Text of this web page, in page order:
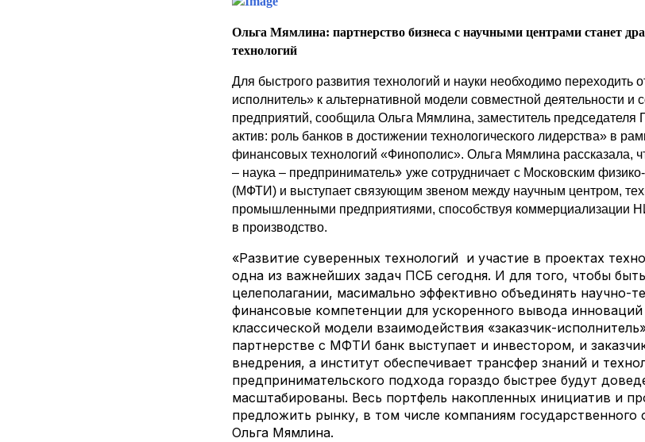
Ольга Мямлина: партнерство бизнеса с научными центрами станет
технологий
Для быстрого развития технологий и науки необходимо переходить
исполнитель» к альтернативной модели совместной деятельности и
предприятий, сообщила Ольга Мямлина, заместитель председателя
актив: роль банков в достижении технологического лидерства» в
финансовых технологий «Финополис». Ольга Мямлина рассказала,
– наука – предприниматель» уже сотрудничает с Московским
(МФТИ) и выступает связующим звеном между научным центром,
промышленными предприятиями, способствуя коммерциализации
в производство.
«Развитие суверенных технологий и участие в проектах
одна из важнейших задач ПСБ сегодня. И для того, чтобы
целеполагании, масимально эффективно объединять научно-
финансовые компетенции для ускоренного вывода
классической модели взаимодействия «заказчик-
партнерстве с МФТИ банк выступает и инвестором, и
внедрения, а институт обеспечивает трансфер знаний и
предпринимательского подхода гораздо быстрее будут
масштабированы. Весь портфель накопленных инициатив и
предложить рынку, в том числе компаниям государственного
Ольга Мямлина.